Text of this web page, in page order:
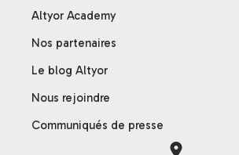
Altyor Academy
Nos partenaires
Le blog Altyor
Nous rejoindre
Communiqués de presse